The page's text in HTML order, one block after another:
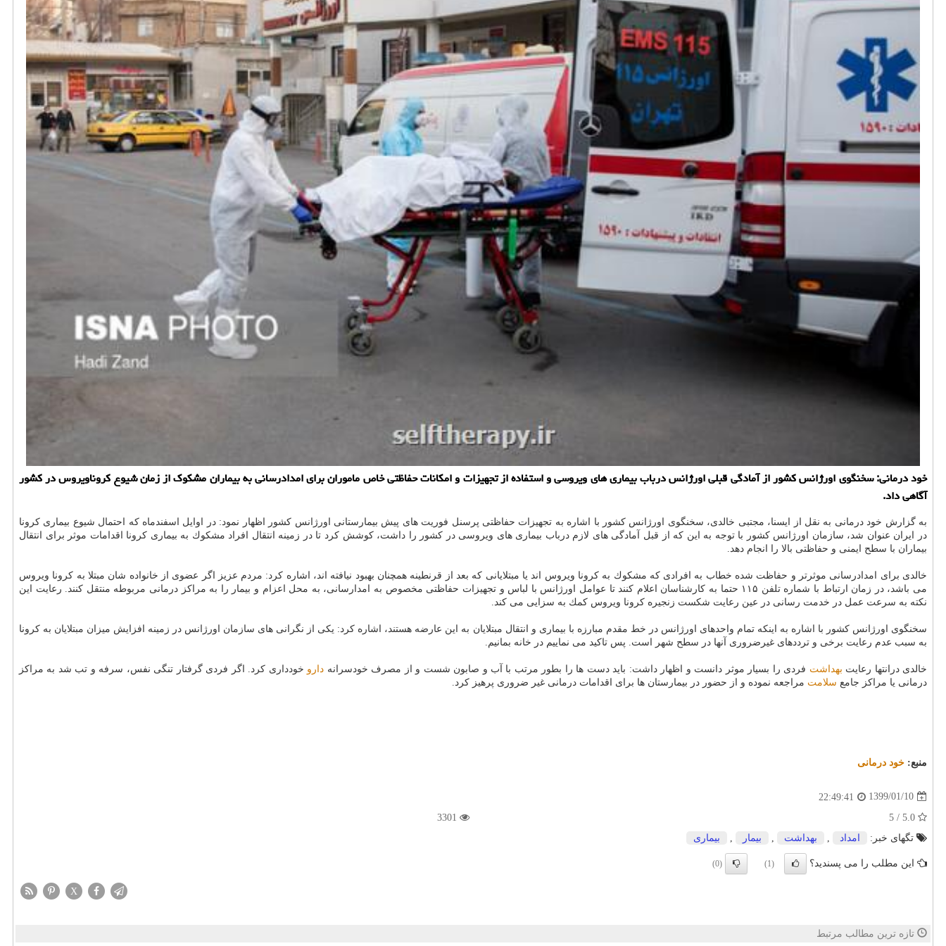
خود درمانی: سخنگوی اورژانس كشور از آمادگی قبلی اورژانس درباب بیماری های ویروسی و استفاده از تجهیزات و امكانات حفاظتی خاص ماموران برای امدادرسانی به بیماران مشكوك از زمان شیوع كروناویروس در كشور
آگاهی داد.
به گزارش خود درمانی به نقل از ایسنا، مجتبی خالدی، سخنگوی اورژانس كشور با اشاره به تجهیزات حفاظتی پرسنل فوریت های پیش بیمارستانی اورژانس كشور اظهار نمود: در اوایل اسفندماه كه احتمال شیوع بیماری كرونا
در ایران عنوان شد، سازمان اورژانس كشور با توجه به این كه از قبل آمادگی های لازم درباب بیماری های ویروسی در كشور را داشت، كوشش كرد تا در زمینه انتقال افراد مشكوك به بیماری كرونا اقدامات موثر برای انتقال
بیماران با سطح ایمنی و حفاظتی بالا را انجام دهد.
خالدی برای امدادرسانی موثرتر و حفاظت شده خطاب به افرادی كه مشكوك به كرونا ویروس اند یا مبتلایانی كه بعد از قرنطینه همچنان بهبود نیافته اند، اشاره كرد: مردم عزیز اگر عضوی از خانواده شان مبتلا به كرونا ویروس
می باشد، در زمان ارتباط با شماره تلفن ۱۱۵ حتما به كارشناسان اعلام كنند تا عوامل اورژانس با لباس و تجهیزات حفاظتی مخصوص به امدارسانی، به محل اعزام و بیمار را به مراكز درمانی مربوطه منتقل كنند. رعایت این
نكته به سرعت عمل در خدمت رسانی در عین رعایت شكست زنجیره كرونا ویروس كمك به سزایی می كند.
سخنگوی اورژانس كشور با اشاره به اینكه تمام واحدهای اورژانس در خط مقدم مبارزه با بیماری و انتقال مبتلایان به این عارضه هستند، اشاره كرد: یكی از نگرانی های سازمان اورژانس در زمینه افزایش میزان مبتلایان به كرونا
به سبب عدم رعایت برخی و ترددهای غیرضروری آنها در سطح شهر است. پس تاكید می نماییم در خانه بمانیم.
خالدی درانتها رعایت بهداشت فردی را بسیار موثر دانست و اظهار داشت: باید دست ها را بطور مرتب با آب و صابون شست و از مصرف خودسرانه دارو خودداری كرد. اگر فردی گرفتار تنگی نفس، سرفه و تب شد به مراكز
درمانی یا مراكز جامع سلامت مراجعه نموده و از حضور در بیمارستان ها برای اقدامات درمانی غیر ضروری پرهیز كرد.
منبع: خود درمانی
1399/01/10
22:49:41
تگهای خبر:
امداد بهداشت بیمار بیماری
این مطلب را می پسندید؟ (1)
(0)
X
تازه ترین مطالب مرتبط